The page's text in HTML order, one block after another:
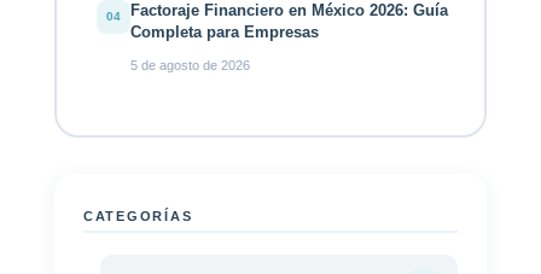
04
Factoraje Financiero en México 2026: Guía
Completa para Empresas
5 de agosto de 2026
CATEGORÍAS